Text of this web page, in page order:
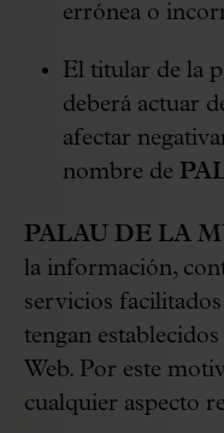
errónea o
El titular de la
deberá actuar
afectar
nombre de
PALAU DE LA
la información,
servicios
tengan
Web. Por este
cualquier aspecto